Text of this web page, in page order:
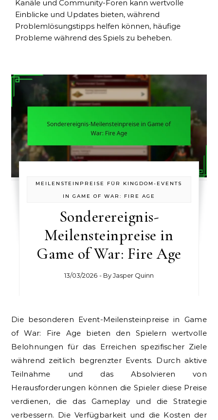
Kanäle und Community-Foren kann wertvolle
Einblicke und Updates bieten, während
Problemlösungstipps helfen können, häufige
Probleme während des Spiels zu beheben.
MEILENSTEINPREISE FÜR KINGDOM-EVENTS
IN GAME OF WAR: FIRE AGE
Sonderereignis-
Meilensteinpreise in
Game of War: Fire Age
13/03/2026 - ByJasper Quinn
Die besonderen Event-Meilensteinpreise in Game
of War: Fire Age bieten den Spielern wertvolle
Belohnungen für das Erreichen spezifischer Ziele
während zeitlich begrenzter Events. Durch aktive
Teilnahme und das Absolvieren von
Herausforderungen können die Spieler diese Preise
verdienen, die das Gameplay und die Strategie
verbessern. Die Verfügbarkeit und die Kosten der